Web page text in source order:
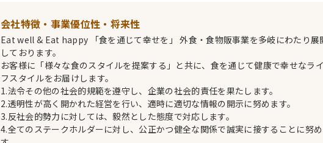
会社特徴・事業優位性・将来性
Eat well & Eat happy 「食を通じて幸せを」 外食・食物販事業を多岐にわたり展
しております。
お客様に「様々な食のスタイルを提案する」と共に、食を通じて健康で幸せなライ
フスタイルをお届けします。
1.法令その他の社会的規範を遵守し、企業の社会的責任を果たします。
2.透明性が高く開かれた経営を行い、適時に適切な情報の開示に努めます。
3.反社会的勢力に対しては、毅然とした態度で対応します。
4.全てのステークホルダーに対し、公正かつ健全な関係で誠実に接することに努